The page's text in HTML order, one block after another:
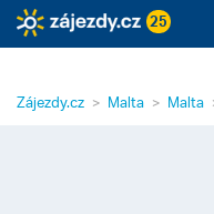
25
Zájezdy.cz Malta Malta